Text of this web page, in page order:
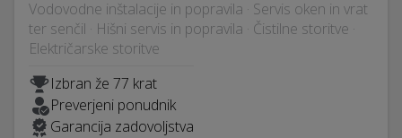
Vodovodne inštalacije in popravila · Servis oken in vrat
ter senčil · Hišni servis in popravila · Čistilne storitve ·
Električarske storitve
Izbran že 77 krat
Preverjeni ponudnik
Garancija zadovoljstva